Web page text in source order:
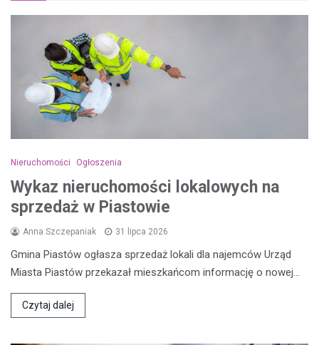
Nieruchomości Ogłoszenia
Wykaz nieruchomości lokalowych na
sprzedaż w Piastowie
Anna Szczepaniak 31 lipca 2026
Gmina Piastów ogłasza sprzedaż lokali dla najemców Urząd
Miasta Piastów przekazał mieszkańcom informację o nowej…
Czytaj dalej